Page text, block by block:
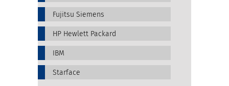
Fujitsu Siemens
HP Hewlett Packard
IBM
Starface